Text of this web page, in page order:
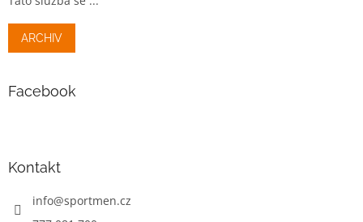
ARCHIV
Facebook
Kontakt
info@sportmen.cz